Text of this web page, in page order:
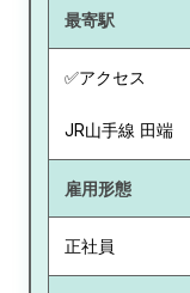
最寄駅
✅アクセス
JR山手線 田端
雇用形態
正社員